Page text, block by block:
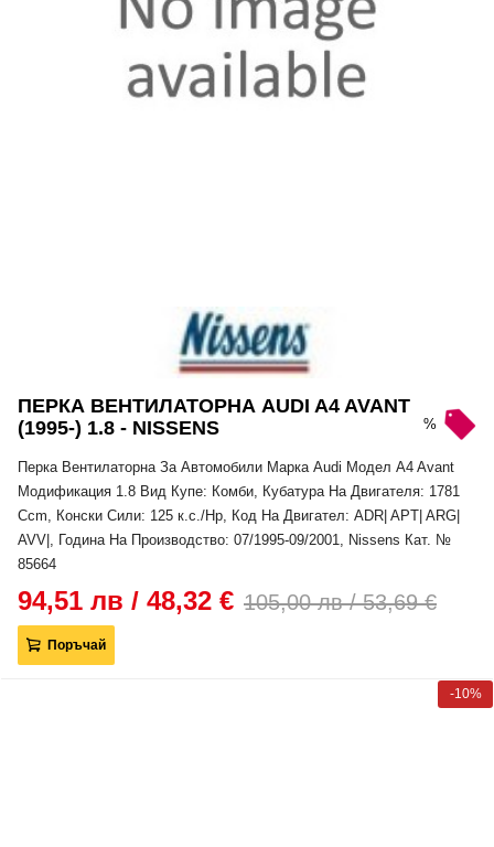
ПЕРКА ВЕНТИЛАТОРНА AUDI A4 AVANT
(1995-) 1.8 - NISSENS
Перка Вентилаторна За Автомобили Марка Audi Модел A4 Avant
Модификация 1.8 Вид Купе: Комби, Кубатура На Двигателя: 1781
Ccm, Конски Сили: 125 к.с./Hp, Код На Двигател: ADR| APT| ARG|
AVV|, Година На Производство: 07/1995-09/2001, Nissens Кат. №
85664
94,51 лв / 48,32 € 105,00 лв / 53,69 €
%
Поръчай
-10%